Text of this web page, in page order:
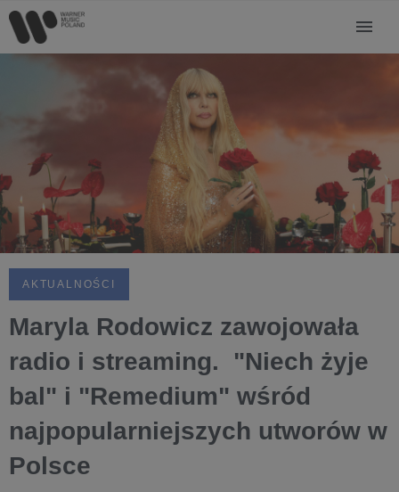
AKTUALNOŚCI
Maryla Rodowicz zawojowała
radio i streaming. "Niech żyje
bal" i "Remedium" wśród
najpopularniejszych utworów w
Polsce